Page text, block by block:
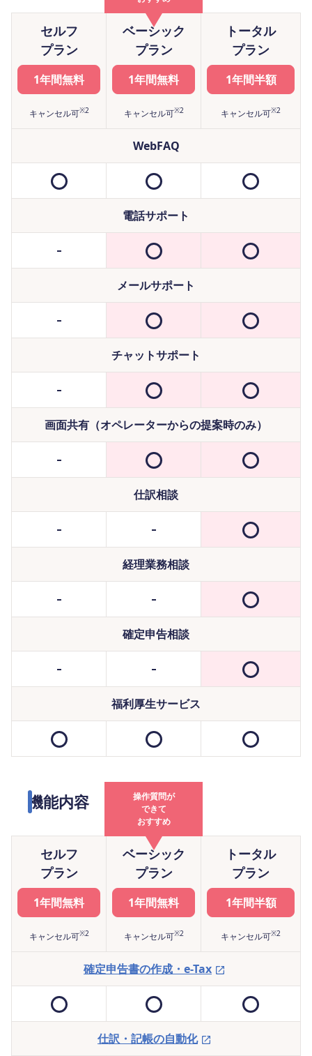
セルフ
プラン
1年間無料
キャンセル可※2
ベーシック
プラン
1年間無料
キャンセル可※2
トータル
プラン
1年間半額
キャンセル可※2
WebFAQ
電話サポート
メールサポート
チャットサポート
画面共有（オペレーターからの提案時のみ）
仕訳相談
経理業務相談
確定申告相談
福利厚生サービス
機能内容
セルフ
プラン
1年間無料
キャンセル可※2
操作質問が
できて
おすすめ
ベーシック
プラン
1年間無料
キャンセル可※2
トータル
プラン
1年間半額
キャンセル可※2
確定申告書の作成・e-Tax
仕訳・記帳の自動化